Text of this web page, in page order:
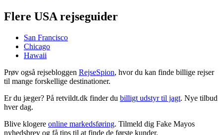
Flere USA rejseguider
San Francisco
Chicago
Hawaii
Prøv også rejsebloggen RejseSpion, hvor du kan finde billige rejser
til mange forskellige destinationer.
Er du jæger? På retvildt.dk finder du billigt udstyr til jagt. Nye tilbud
hver dag.
Blive klogere online markedsføring. Tilmeld dig Fake Mayos
nyhedsbrev og få tips til at finde de første kunder.